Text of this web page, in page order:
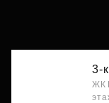
3-
ЖК